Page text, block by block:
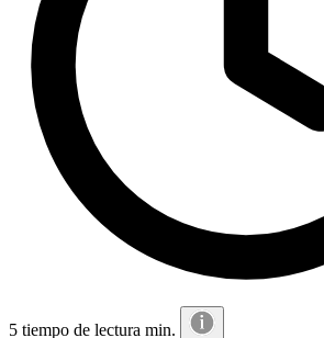
5 tiempo de lectura min.